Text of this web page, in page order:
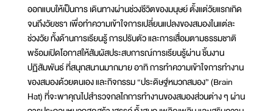
ออกแบบให้เป็นการ เดินทางผ่านช่วงชีวิตของมนุษย์ ตั้งแต่วัยแรกเกิด
จนถึงวัยชรา เพื่อทำความเข้าใจการเปลี่ยนแปลงของสมองในแต่ละ
ช่วงวัย ทั้งด้านการเรียนรู้ การปรับตัว และการเสื่อมตามธรรมชาติ
พร้อมเปิดโอกาสให้สัมผัสประสบการณ์การเรียนรู้ผ่าน ชิ้นงาน
ปฏิสัมพันธ์ ที่สนุกสนานมากมาย อาทิ การทำความเข้าใจการทำงาน
ของสมองด้วยตนเอง และกิจกรรม “ประดิษฐ์หมวกสมอง” (Brain
Hat) ที่จะพาคุณไปสำรวจกลไกการทำงานของสมองส่วนต่าง ๆ ผ่าน